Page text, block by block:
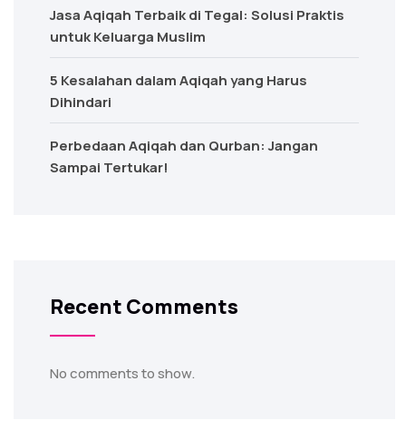
Jasa Aqiqah Terbaik di Tegal: Solusi Praktis
untuk Keluarga Muslim
5 Kesalahan dalam Aqiqah yang Harus
Dihindari
Perbedaan Aqiqah dan Qurban: Jangan
Sampai Tertukar!
Recent Comments
No comments to show.